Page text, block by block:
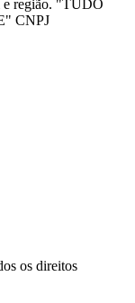
e região. "TUDO
CNPJ
os direitos